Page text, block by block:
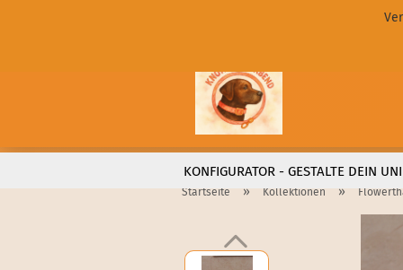
KONFIGURATOR - GESTALTE DEIN
Startseite » Kollektionen »